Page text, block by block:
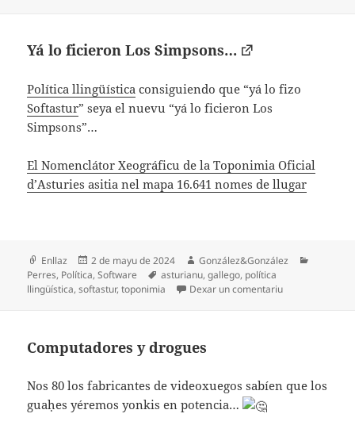
Yá lo ficieron Los Simpsons…
Política llingüística consiguiendo que “yá lo fizo
Softastur” seya el nuevu “yá lo ficieron Los
Simpsons”…
El Nomenclátor Xeográficu de la Toponimia Oficial
d’Asturies asitia nel mapa 16.641 nomes de llugar
Formatu
Enllaz
Espublizáu
en
2 de mayu de 2024 Autor
González&González
Perres, Política,Software Etiquetes
asturianu,gallego, política
llingüística,softastur,toponimia Dexar un comentariuen Yá lo
Computadores y drogues
Nos 80 los fabricantes de videoxuegos sabíen que los
guaḥes yéremos yonkis en potencia…